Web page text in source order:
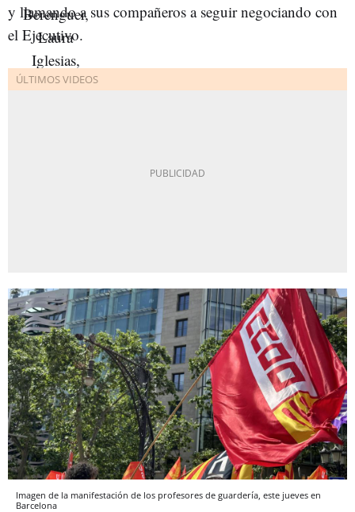
y llamando a sus compañeros a seguir negociando con
el Ejecutivo.
Imagen de la manifestación de los profesores de guardería, este jueves en
Barcelona